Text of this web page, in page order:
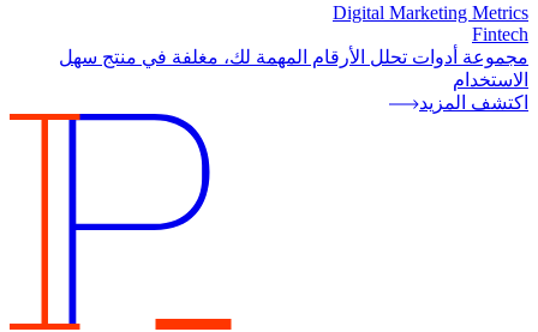
Digital Marketing Metrics
Fintech
مجموعة أدوات تحلل الأرقام المهمة لك، مغلفة في منتج سهل
الاستخدام
اكتشف المزيد